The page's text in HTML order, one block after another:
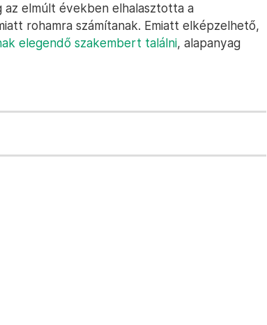
az elmúlt években elhalasztotta a
rohamra számítanak. Emiatt elképzelhető,
elegendő szakembert találni, alapanyag